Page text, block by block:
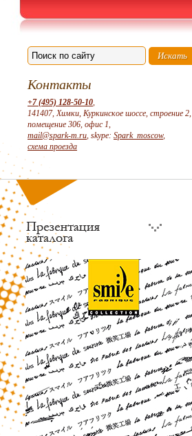
Контакты
+7 (495) 128-50-10,
141407, Химки, Куркинское шоссе, строение 2,
помещение 306, офис 1,
mail@spark-m.ru, skype: Spark_moscow,
схема проезда